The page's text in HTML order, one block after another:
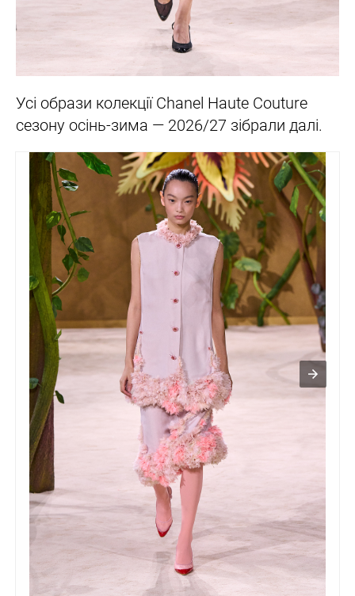
Усі образи колекції Chanel Haute Couture
сезону осінь-зима — 2026/27 зібрали далі.